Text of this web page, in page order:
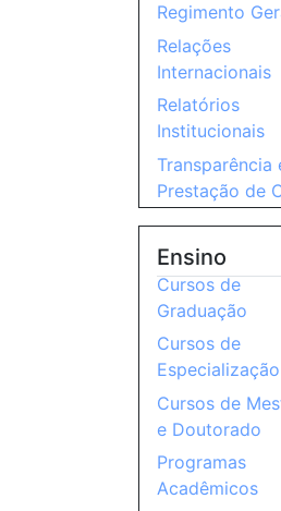
Regimento
Relações
Internacionais
Relatórios
Institucionais
Transparência
Prestação de
Ensino
Cursos de
Graduação
Cursos de
Especialização
Cursos de
e Doutorado
Programas
Acadêmicos